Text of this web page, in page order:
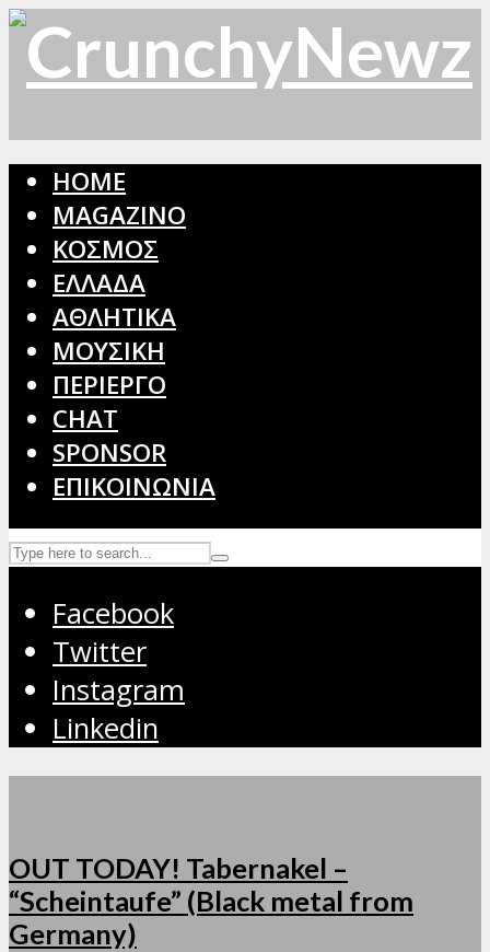
HOME
MAGAZINO
ΚΟΣΜΟΣ
ΕΛΛΑΔΑ
ΑΘΛΗΤΙΚΑ
ΜΟΥΣΙΚΗ
ΠΕΡΙΕΡΓΟ
CHAT
SPONSOR
ΕΠΙΚΟΙΝΩΝΙΑ
Facebook
Twitter
Instagram
Linkedin
OUT TODAY! Tabernakel –
“Scheintaufe” (Black metal from
Germany)